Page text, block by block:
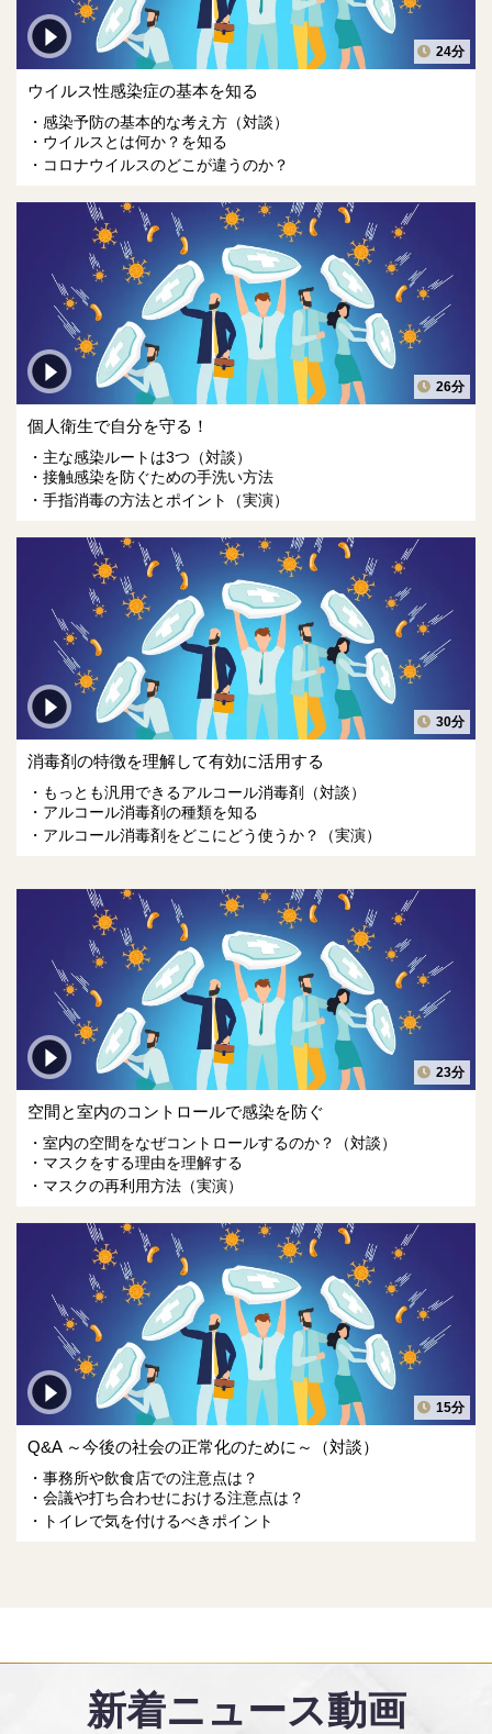
24分
ウイルス性感染症の基本を知る
感染予防の基本的な考え方（対談）
ウイルスとは何か？を知る
コロナウイルスのどこが違うのか？
26分
個人衛生で自分を守る！
主な感染ルートは3つ（対談）
接触感染を防ぐための手洗い方法
手指消毒の方法とポイント（実演）
30分
消毒剤の特徴を理解して有効に活用する
もっとも汎用できるアルコール消毒剤（対談）
アルコール消毒剤の種類を知る
アルコール消毒剤をどこにどう使うか？（実演）
23分
空間と室内のコントロールで感染を防ぐ
室内の空間をなぜコントロールするのか？（対談）
マスクをする理由を理解する
マスクの再利用方法（実演）
15分
Q&A ～今後の社会の正常化のために～（対談）
事務所や飲食店での注意点は？
会議や打ち合わせにおける注意点は？
トイレで気を付けるべきポイント
新着ニュース動画